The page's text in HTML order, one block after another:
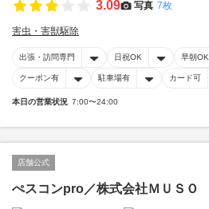
3.09 写真 7枚
害虫・害獣駆除
出張・訪問専門 日祝OK 早朝OK
クーポン有 駐車場有 カード可
本日の営業状況 7:00〜24:00
店舗公式
ぺスコンpro／株式会社ＭＵＳＯ